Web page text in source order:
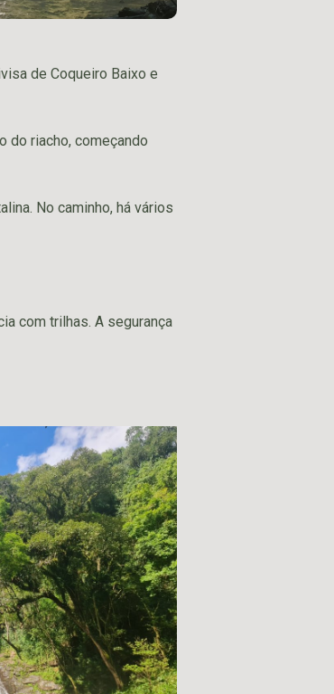
de Coqueiro Baixo e
do riacho, começando
No caminho, há vários
com trilhas. A segurança